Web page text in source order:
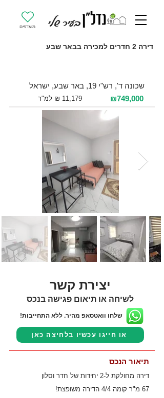
מועדפים
דירה 2 חדרים למכירה בבאר שבע
שכונה ד', רש"י 19, באר שבע, ישראל
₪749,000
יצירת קשר
לשיחה או תיאום פגישה בנכס
שלחו וואטסאפ מהיר. ללא התחייבות!
או חייגו עכשיו בלחיצה כאן
תיאור הנכס
דירה מחולקת ל-2 יחידות של חדר וסלון
67 מ"ר קומה 4/4 הדירה משופצת!